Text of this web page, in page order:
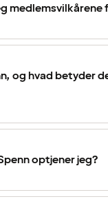
medlemsvilkårene
og hvad betyder
optjener jeg?